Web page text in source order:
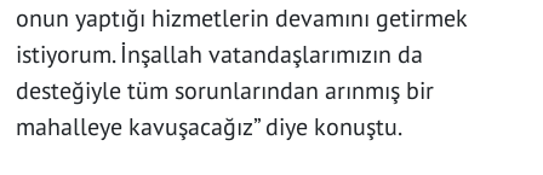
onun yaptığı hizmetlerin devamını getirmek
istiyorum. İnşallah vatandaşlarımızın da
desteğiyle tüm sorunlarından arınmış bir
mahalleye kavuşacağız” diye konuştu.